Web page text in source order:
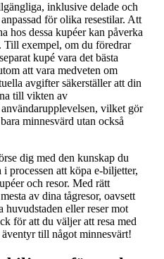
inklusive delade och
för olika resestilar. Att
hos dessa kupéer kan påverka
Till exempel, om du föredrar
kupé vara det bästa
att vara medveten om
avgifter säkerställer att din
till vikten av
vilket gör
minnesvärd utan också
dig med den kunskap du
processen att köpa e-biljetter,
och resor. Med rätt
av dina tågresor, oavsett
eller reser mot
för att du väljer att resa med
äventyr till något minnesvärt!